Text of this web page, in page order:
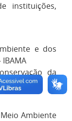
instituições,
e dos
da
Ambiente